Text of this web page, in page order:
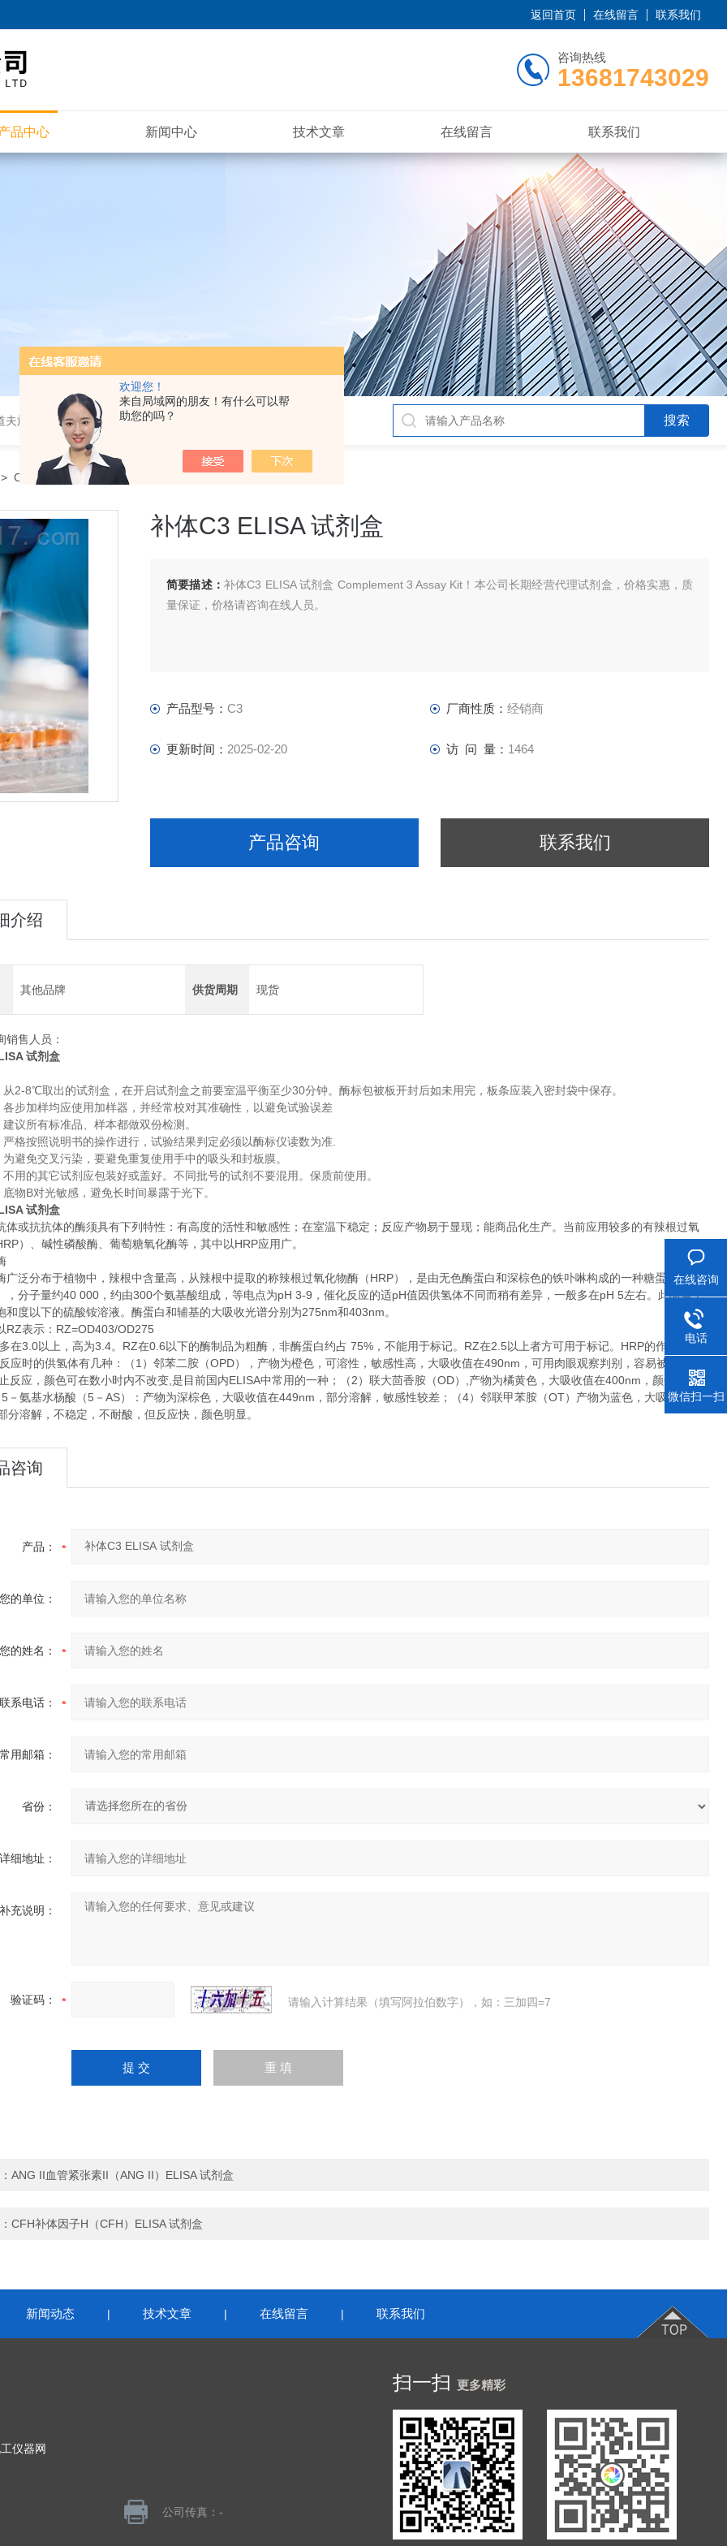
欢迎您！
来自局域网的朋友！有什么可以帮
助您的吗？
返回首页 在线留言 联系我们
咨询热线
13681743029
品中心 新闻中心 技术文章 在线留言 联系我们
夫旋转蒸发仪
C3补体C3 ELISA 试剂盒
补体C3 ELISA 试剂盒
简要描述： 补体C3 ELISA 试剂盒 Complement 3 Assay Kit！本公司长期经营代理试剂盒，价格实惠，质
量保证，价格请咨询在线人员。
产品型号： C3 厂商性质： 经销商
更新时间： 2025-02-20 访 问 量： 1464
产品咨询 联系我们
介绍
其他品牌 供货周期 现货
销售人员：
试剂盒
从2-8℃取出的试剂盒，在开启试剂盒之前要室温平衡至少30分钟。酶标包被板开封后如未用完，板条应装入密封袋中保存。
各步加样均应使用加样器，并经常校对其准确性，以避免试验误差
建议所有标准品、样本都做双份检测。
严格按照说明书的操作进行，试验结果判定必须以酶标仪读数为准
为避免交叉污染，要避免重复使用手中的吸头和封板膜。
不用的其它试剂应包装好或盖好。不同批号的试剂不要混用。保质前使用。
底物B对光敏感，避免长时间暴露于光下。
试剂盒
体或抗抗体的酶须具有下列特性：有高度的活性和敏感性；在室温下稳定；反应产物易于显现；能商品化生产。当前应用较多的有辣根过氧
）、碱性磷酸酶、葡萄糖氧化酶等，其中以HRP应用广。
广泛分布于植物中，辣根中含量高，从辣根中提取的称辣根过氧化物酶（HRP），是由无色酶蛋白和深棕色的铁卟啉构成的一种糖蛋白（含
，分子量约40 000，约由300个氨基酸组成，等电点为pH 3-9，催化反应的适pH值因供氢体不同而稍有差异，一般多在pH 5左右。此酶溶于
和度以下的硫酸铵溶液。酶蛋白和辅基的大吸收光谱分别为275nm和403nm。
RZ表示：RZ=OD403/OD275
在3.0以上，高为3.4。RZ在0.6以下的酶制品为粗酶，非酶蛋白约占 75%，不能用于标记。RZ在2.5以上者方可用于标记。HRP的作用底物
应时的供氢体有几种：（1）邻苯二胺（OPD），产物为橙色，可溶性，敏感性高，大吸收值在490nm，可用肉眼观察判别，容易被浓
反应，颜色可在数小时内不改变,是目前国内ELISA中常用的一种；（2）联大茴香胺（OD）,产物为橘黄色，大吸收值在400nm，颜色较稳
－氨基水杨酸（5－AS）：产物为深棕色，大吸收值在449nm，部分溶解，敏感性较差；（4）邻联甲苯胺（OT）产物为蓝色，大吸收值在
分溶解，不稳定，不耐酸，但反应快，颜色明显。
咨询
产品：
您的单位：
您的姓名：
联系电话：
常用邮箱：
省份：
详细地址：
补充说明：
验证码： 请输入计算结果（填写阿拉伯数字），如：三加四=7
ANG II血管紧张素II（ANG II）ELISA 试剂盒
CFH补体因子H（CFH）ELISA 试剂盒
新闻动态 | 技术文章 | 在线留言 | 联系我们
仪器网
公司传真：-
扫一扫 更多精彩
在线咨询
电话
微信扫一扫